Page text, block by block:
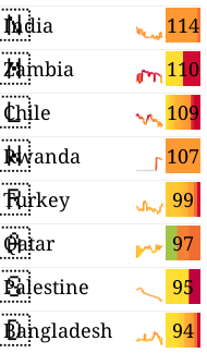
114
India
110
Zambia
109
Chile
107
Rwanda
99
Turkey
97
Qatar
95
Palestine
94
Bangladesh